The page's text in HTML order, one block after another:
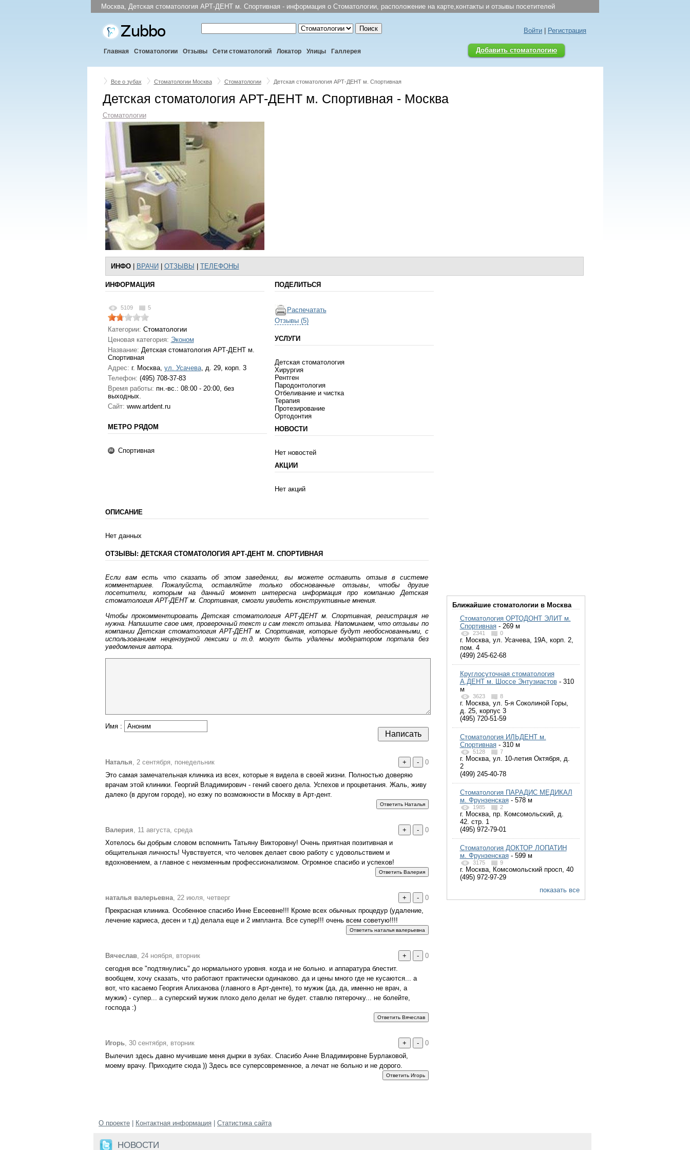
Москва, Детская стоматология АРТ-ДЕНТ м. Спортивная - информация о Стоматологии, расположение на карте,контакты и отзывы посетителей
Поиск Войти Регистрация
Главная Стоматологии Отзывы Сети стоматологий Локатор Улицы Галлерея Добавить стоматологию
Все о зубах Стоматологии Москва Стоматологии Детская стоматология АРТ-ДЕНТ м. Спортивная
Детская стоматология АРТ-ДЕНТ м. Спортивная - Москва
Стоматологии
ИНФО| ВРАЧИ ОТЗЫВЫ ТЕЛЕФОНЫ
ИНФОРМАЦИЯ
5109 5
Категории: Стоматологии
Ценовая категория: Эконом
Название: Детская стоматология АРТ-ДЕНТ м.
Спортивная
Адрес: г. Москва, ул. Усачева, д. 29, корп. 3
Телефон: (495) 708-37-83
Время работы: пн.-вс.: 08:00 - 20:00, без
выходных.
Сайт: www.artdent.ru
МЕТРО РЯДОМ
Спортивная
ПОДЕЛИТЬСЯ
Распечатать
Отзывы (5)
УСЛУГИ
Детская стоматология
Хирургия
Рентген
Пародонтология
Отбеливание и чистка
Терапия
Протезирование
Ортодонтия
НОВОСТИ
Нет новостей
АКЦИИ
Нет акций
ОПИСАНИЕ
Нет данных
ОТЗЫВЫ: ДЕТСКАЯ СТОМАТОЛОГИЯ АРТ-ДЕНТ М. СПОРТИВНАЯ
Если вам есть что сказать об этом заведении, вы можете оставить отзыв в системе
комментариев. Пожалуйста, оставляйте только обоснованные отзывы, чтобы другие
посетители, которым на данный момент интересна информация про компанию Детская
стоматология АРТ-ДЕНТ м. Спортивная, смогли увидеть конструктивные мнения.
Чтобы прокомментировать Детская стоматология АРТ-ДЕНТ м. Спортивная, регистрация не
нужна. Напишите свое имя, проверочный текст и сам текст отзыва. Напоминаем, что отзывы по
компании Детская стоматология АРТ-ДЕНТ м. Спортивная, которые будут необоснованными, с
использованием нецензурной лексики и т.д. могут быть удалены модератором портала без
уведомления автора.
Имя :
Наталья, 2 сентября, понедельник + -
0
Это самая замечательная клиника из всех, которые я видела в своей жизни. Полностью доверяю
врачам этой клиники. Георгий Владимирович - гений своего дела. Успехов и процветания. Жаль, живу
далеко (в другом городе), но езжу по возможности в Москву в Арт-дент.
Ответить Наталья
Валерия, 11 августа, среда + -
0
Хотелось бы добрым словом вспомнить Татьяну Викторовну! Очень приятная позитивная и
общительная личность! Чувствуется, что человек делает свою работу с удовольствием и
вдохновением, а главное с неизменным профессионализмом. Огромное спасибо и успехов!
Ответить Валерия
наталья валерьевна, 22 июля, четверг + -
0
Прекрасная клиника. Особенное спасибо Инне Евсеевне!!! Кроме всех обычных процедур (удаление,
лечение кариеса, десен и т.д) делала еще и 2 импланта. Все супер!!! очень всем советую!!!!
Ответить наталья валерьевна
Вячеслав, 24 ноября, вторник + -
0
сегодня все "подтянулись" до нормального уровня. когда и не больно. и аппаратура блестит.
вообщем, хочу сказать, что работают практически одинаково. да и цены много где не кусаются... а
вот, что касаемо Георгия Алиханова (главного в Арт-денте), то мужик (да, да, именно не врач, а
мужик) - супер... а суперский мужик плохо дело делат не будет. ставлю пятерочку... не болейте,
господа :)
Ответить Вячеслав
Игорь, 30 сентября, вторник + -
0
Вылечил здесь давно мучившие меня дырки в зубах. Спасибо Анне Владимировне Бурлаковой,
моему врачу. Приходите сюда )) Здесь все суперсовременное, а лечат не больно и не дорого.
Ответить Игорь
Ближайшие стоматологии в Москва
Стоматология ОРТОДОНТ ЭЛИТ м.
Спортивная- 269 м
2341 0
г. Москва, ул. Усачева, 19А, корп. 2,
пом. 4
(499) 245-62-68
Круглосуточная стоматология
А.ДЕНТ м. Шоссе Энтузиастов- 310
м
3623 8
г. Москва, ул. 5-я Соколиной Горы,
д. 25, корпус 3
(495) 720-51-59
Стоматология ИЛЬДЕНТ м.
Спортивная- 310 м
5128 7
г. Москва, ул. 10-летия Октября, д.
2
(499) 245-40-78
Стоматология ПАРАДИС МЕДИКАЛ
м. Фрунзенская- 578 м
1985 2
г. Москва, пр. Комсомольский, д.
42. стр. 1
(495) 972-79-01
Стоматология ДОКТОР ЛОПАТИН
м. Фрунзенская- 599 м
3175 9
г. Москва, Комсомольский просп, 40
(495) 972-97-29
показать все
О проекте Контактная информация Статистика сайта
НОВОСТИ